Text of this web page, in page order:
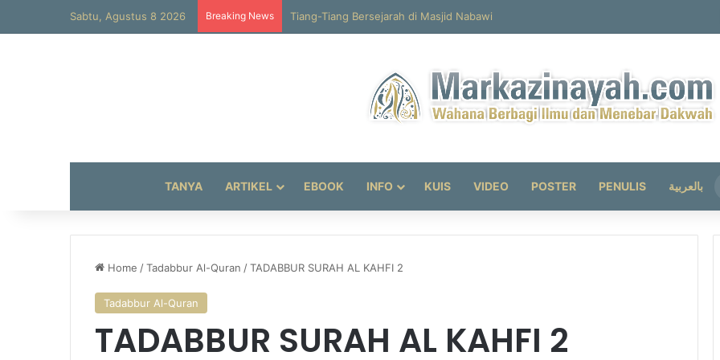
Sabtu, Agustus 8 2026 Breaking News Al-Hajun
TANYA ARTIKEL EBOOK INFO KUIS VIDEO POSTER PENULIS بالعربية
Home /Tadabbur Al-Quran /TADABBUR SURAH AL KAHFI 2
Tadabbur Al-Quran
TADABBUR SURAH AL KAHFI 2